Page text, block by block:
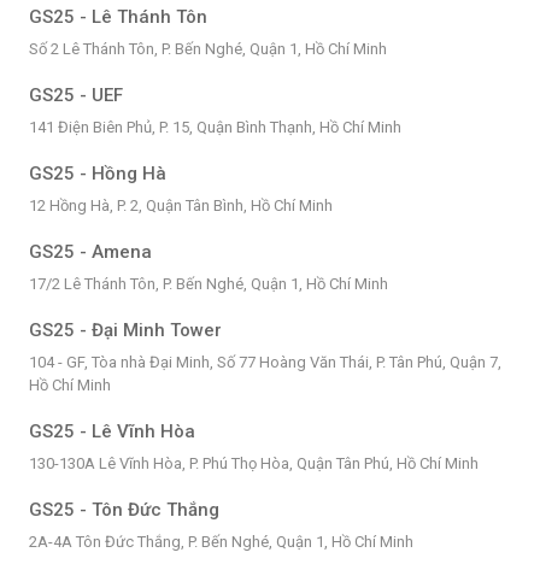
GS25 - Lê Thánh Tôn
Số 2 Lê Thánh Tôn, P. Bến Nghé, Quận 1, Hồ Chí Minh
GS25 - UEF
141 Điện Biên Phủ, P. 15, Quận Bình Thạnh, Hồ Chí Minh
GS25 - Hồng Hà
12 Hồng Hà, P. 2, Quận Tân Bình, Hồ Chí Minh
GS25 - Amena
17/2 Lê Thánh Tôn, P. Bến Nghé, Quận 1, Hồ Chí Minh
GS25 - Đại Minh Tower
104 - GF, Tòa nhà Đại Minh, Số 77 Hoàng Văn Thái, P. Tân Phú, Quận 7,
Hồ Chí Minh
GS25 - Lê Vĩnh Hòa
130-130A Lê Vĩnh Hòa, P. Phú Thọ Hòa, Quận Tân Phú, Hồ Chí Minh
GS25 - Tôn Đức Thắng
2A-4A Tôn Đức Thắng, P. Bến Nghé, Quận 1, Hồ Chí Minh